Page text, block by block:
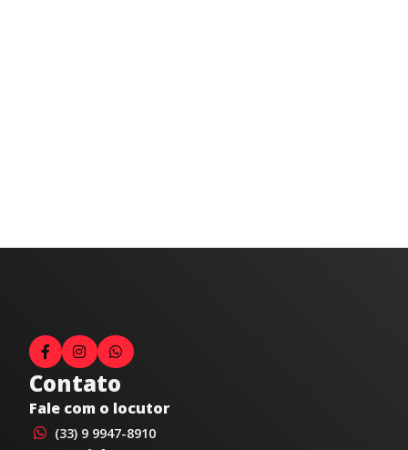
Contato
Fale com o locutor
(33) 9 9947-8910